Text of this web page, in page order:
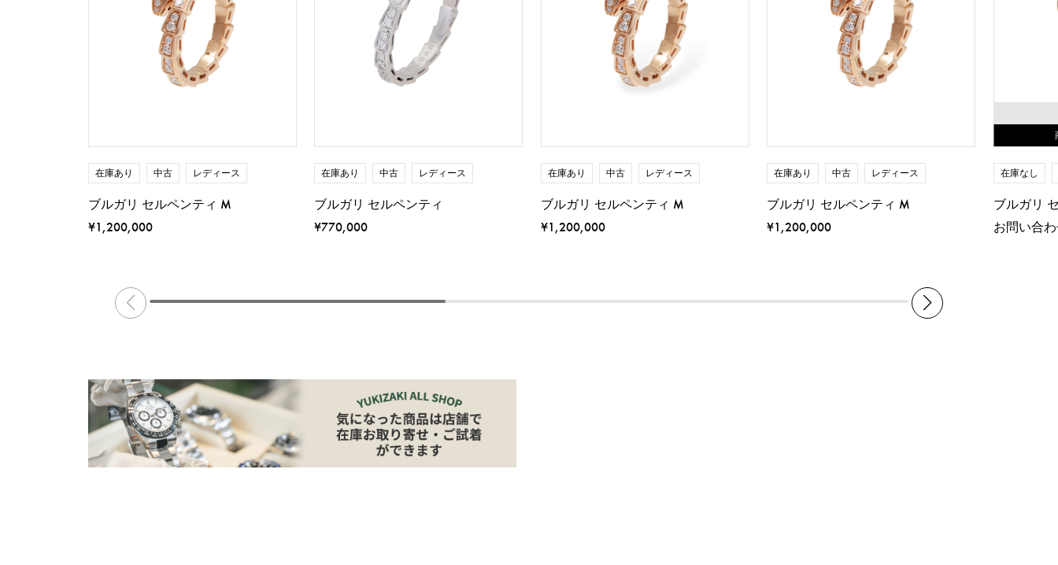
在庫あり 中古 レディース
ブルガリ セルペンティ M
¥1,200,000
在庫あり 中古 レディース
ブルガリ セルペンティ
¥770,000
在庫あり 中古 レディース
ブルガリ セルペンティ M
¥1,200,000
在庫あり 中古 レディース
ブルガリ セルペンティ M
¥1,200,000
在庫なし
ブルガリ
お問い合